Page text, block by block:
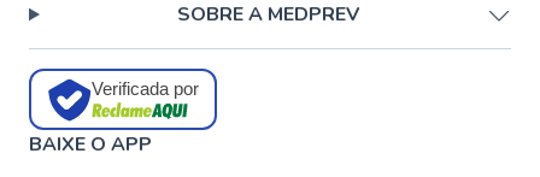
SOBRE A MEDPREV
Verificada por
BAIXE O APP